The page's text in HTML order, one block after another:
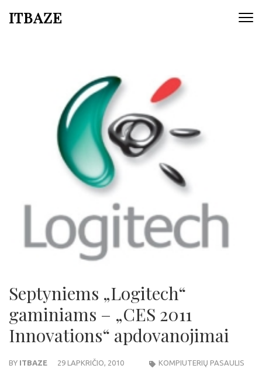
ITBAZE
Septyniems „Logitech“
gaminiams – „CES 2011
Innovations“ apdovanojimai
BY ITBAZE 29 LAPKRIČIO, 2010 KOMPIUTERIŲ PASAULIS